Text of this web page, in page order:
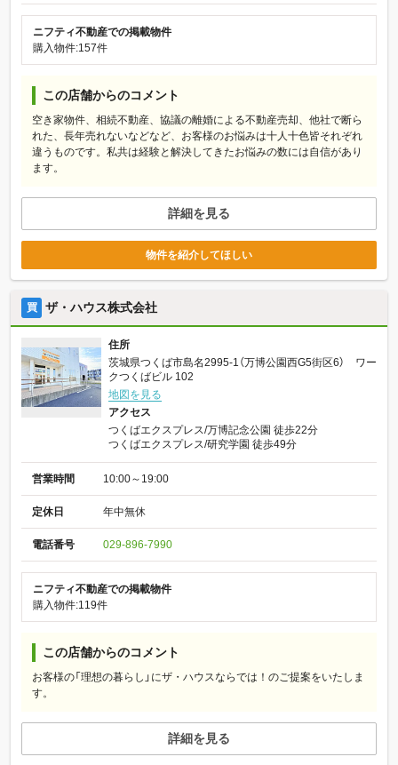
ニフティ不動産での掲載物件
購入物件:157件
この店舗からのコメント
空き家物件、相続不動産、協議の離婚による不動産売却、他社で断ら
れた、長年売れないなどなど、お客様のお悩みは十人十色皆それぞれ
違うものです。私共は経験と解決してきたお悩みの数には自信があり
ます。
詳細を見る
物件を紹介してほしい
買 ザ・ハウス株式会社
住所
茨城県つくば市島名2995-1（万博公園西G5街区6） ワー
クつくばビル 102
地図を見る
アクセス
つくばエクスプレス/万博記念公園 徒歩22分
つくばエクスプレス/研究学園 徒歩49分
営業時間 10:00～19:00
定休日 年中無休
電話番号 029-896-7990
ニフティ不動産での掲載物件
購入物件:119件
この店舗からのコメント
お客様の「理想の暮らし」にザ・ハウスならでは！のご提案をいたしま
す。
詳細を見る